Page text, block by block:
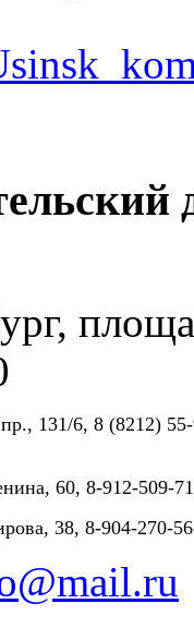
131/6, 8 (8212)
60, 8-912-509-
38, 8-904-270-